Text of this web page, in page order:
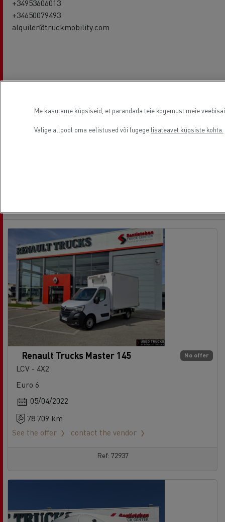
+34953606013
+34650079493
alquiler@truckmobility.com
ANTONIO ADORNA
+34953606013
No offer
Renault Trucks Master 145
LCV - 4X2
Euro 6
05/04/2022
78 709 km
See the offer
contact the vendor
Ref: 72937
Me kasutame küpsiseid, et parandada teie kogemust meie
Valige allpool oma eelistused või lugege lisateavet küpsiste kohta.